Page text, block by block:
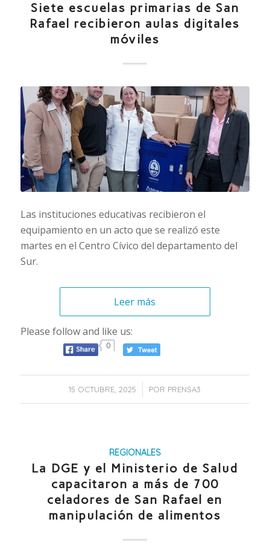
Siete escuelas primarias de San
Rafael recibieron aulas digitales
móviles
Las instituciones educativas recibieron el
equipamiento en un acto que se realizó este
martes en el Centro Cívico del departamento del
Sur.
Leer más
Please follow and like us:
0
15 OCTUBRE, 2025
/ POR PRENSA3
REGIONALES
La DGE y el Ministerio de Salud
capacitaron a más de 700
celadores de San Rafael en
manipulación de alimentos